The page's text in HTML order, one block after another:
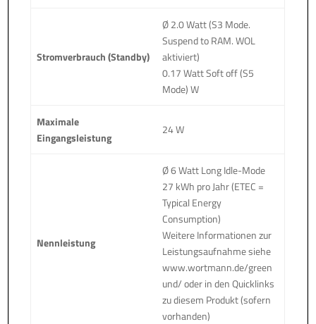
Stromverbrauch (Standby)
Ø 2.0 Watt (S3 Mode.
Suspend to RAM. WOL
aktiviert)
0.17 Watt Soft off (S5
Mode) W
Maximale
Eingangsleistung
24 W
Nennleistung
Ø 6 Watt Long Idle-Mode
27 kWh pro Jahr (ETEC =
Typical Energy
Consumption)
Weitere Informationen zur
Leistungsaufnahme siehe
www.wortmann.de/green
und/ oder in den Quicklinks
zu diesem Produkt (sofern
vorhanden)